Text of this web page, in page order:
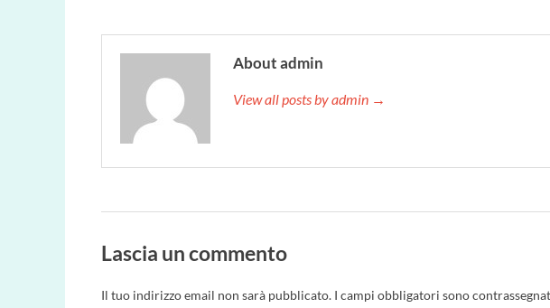
About admin
View all posts by admin →
Lascia un commento
Il tuo indirizzo email non sarà pubblicato. I campi obbligatori sono